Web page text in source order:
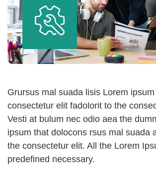
Grursus mal suada lisis Lorem
consectetur elit fadolorit to the
Vesti at bulum nec odio aea the
ipsum that dolocons rsus mal suada
the consectetur elit. All the Lorem
predefined necessary.